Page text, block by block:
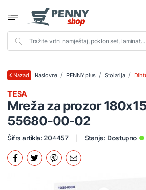
Nazad Naslovna PENNY plus Stolarija
Mreža za prozor
55680-00-02
TESA
Šifra artikla: 204457 Stanje: Dostupno